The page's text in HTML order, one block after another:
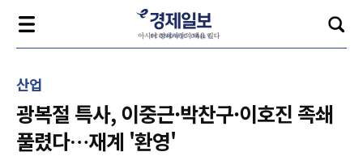
산업
광복절 특사, 이중근·박찬구·이호진 족쇄
풀렸다…재계 '환영'